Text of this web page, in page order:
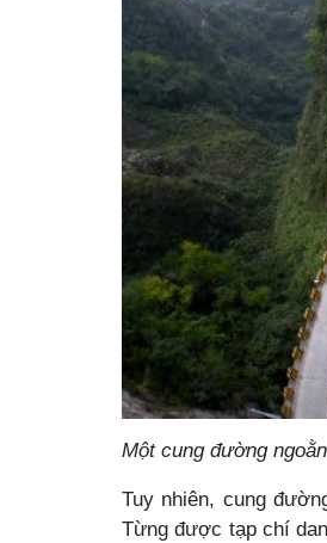
Một cung đường
Tuy nhiên, cung
Từng được tạp chí